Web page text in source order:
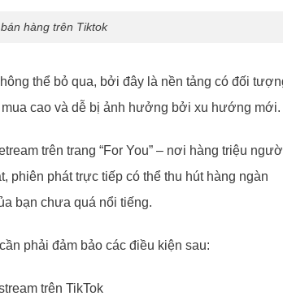
hàng trên Tiktok
thể bỏ qua, bởi đây là nền tảng có đối
cao và dễ bị ảnh hưởng bởi xu hướng mới.
trên trang “For You” – nơi hàng triệu
phiên phát trực tiếp có thể thu hút hàng ngàn
bạn chưa quá nổi tiếng.
phải đảm bảo các điều kiện sau:
trên TikTok